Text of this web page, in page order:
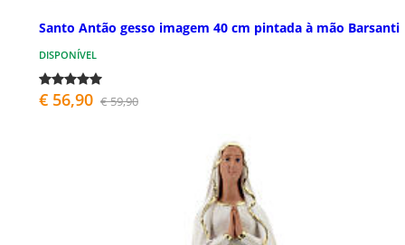
Santo Antão gesso imagem 40 cm pintada à mão Barsanti
DISPONÍVEL
€ 56,90 € 59,90